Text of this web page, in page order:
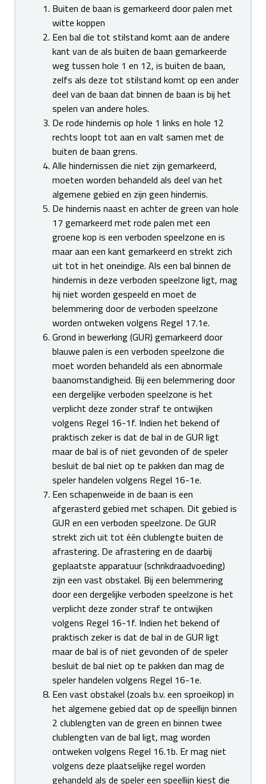
Buiten de baan is gemarkeerd door palen met
witte koppen
Een bal die tot stilstand komt aan de andere
kant van de als buiten de baan gemarkeerde
weg tussen hole 1 en 12, is buiten de baan,
zelfs als deze tot stilstand komt op een ander
deel van de baan dat binnen de baan is bij het
spelen van andere holes.
De rode hindernis op hole 1 links en hole 12
rechts loopt tot aan en valt samen met de
buiten de baan grens.
Alle hindernissen die niet zijn gemarkeerd,
moeten worden behandeld als deel van het
algemene gebied en zijn geen hindernis.
De hindernis naast en achter de green van hole
17 gemarkeerd met rode palen met een
groene kop is een verboden speelzone en is
maar aan een kant gemarkeerd en strekt zich
uit tot in het oneindige. Als een bal binnen de
hindernis in deze verboden speelzone ligt, mag
hij niet worden gespeeld en moet de
belemmering door de verboden speelzone
worden ontweken volgens Regel 17.1e.
Grond in bewerking (GUR) gemarkeerd door
blauwe palen is een verboden speelzone die
moet worden behandeld als een abnormale
baanomstandigheid. Bij een belemmering door
een dergelijke verboden speelzone is het
verplicht deze zonder straf te ontwijken
volgens Regel 16-1f. Indien het bekend of
praktisch zeker is dat de bal in de GUR ligt
maar de bal is of niet gevonden of de speler
besluit de bal niet op te pakken dan mag de
speler handelen volgens Regel 16-1e.
Een schapenweide in de baan is een
afgerasterd gebied met schapen. Dit gebied is
GUR en een verboden speelzone. De GUR
strekt zich uit tot één clublengte buiten de
afrastering. De afrastering en de daarbij
geplaatste apparatuur (schrikdraadvoeding)
zijn een vast obstakel. Bij een belemmering
door een dergelijke verboden speelzone is het
verplicht deze zonder straf te ontwijken
volgens Regel 16-1f. Indien het bekend of
praktisch zeker is dat de bal in de GUR ligt
maar de bal is of niet gevonden of de speler
besluit de bal niet op te pakken dan mag de
speler handelen volgens Regel 16-1e.
Een vast obstakel (zoals b.v. een sproeikop) in
het algemene gebied dat op de speellijn binnen
2 clublengten van de green en binnen twee
clublengten van de bal ligt, mag worden
ontweken volgens Regel 16.1b. Er mag niet
volgens deze plaatselijke regel worden
gehandeld als de speler een speellijn kiest die